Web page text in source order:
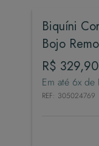
Biquíni
Bojo
R$ 329,90
Em até 6x de
REF: 305024769